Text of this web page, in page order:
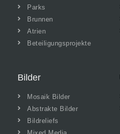
Parks
Brunnen
Atrien
Beteiligungsprojekte
Bilder
Mosaik Bilder
Abstrakte Bilder
Bildreliefs